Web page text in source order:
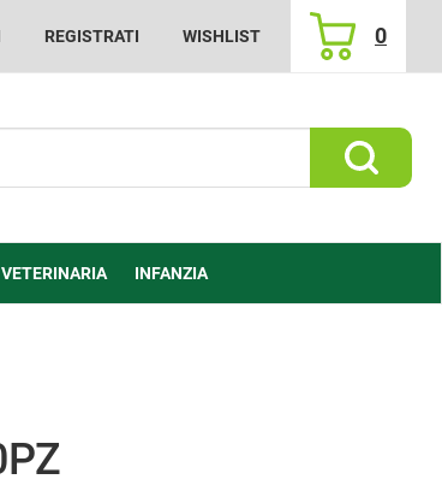
REGISTRATI WISHLIST 0
ARTICOLI
INSERITI
Cerca
VETERINARIA INFANZIA